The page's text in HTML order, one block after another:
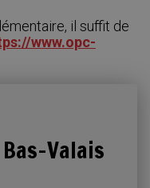
il suffit de
www.opc-
Valais